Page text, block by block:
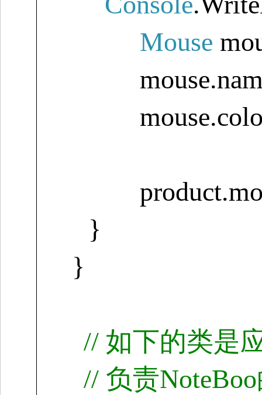
Mouse
}
}
// 如下的类是
// 负责NoteBoo